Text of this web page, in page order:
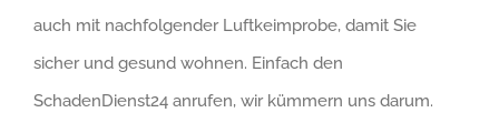
auch mit nachfolgender Luftkeimprobe, damit Sie
sicher und gesund wohnen. Einfach den
SchadenDienst24 anrufen, wir kümmern uns darum.